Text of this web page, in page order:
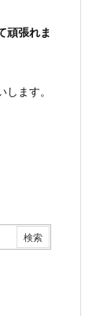
頑張れま
ます。